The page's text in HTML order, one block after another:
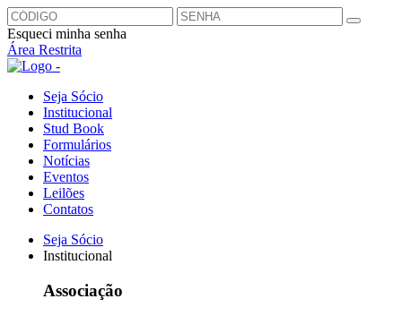
Esqueci minha senha
Área Restrita
Seja Sócio
Institucional
Stud Book
Formulários
Notícias
Eventos
Leilões
Contatos
Seja Sócio
Institucional
Associação